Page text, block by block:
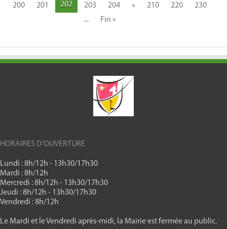
200
201 202 203 204 » 210 220
230
...
Fin »
HORAIRES D’OUVERTURE
Lundi : 8h/12h - 13h30/17h30
Mardi : 8h/12h
Mercredi : 8h/12h - 13h30/17h30
Jeudi : 8h/12h - 13h30/17h30
Vendredi : 8h/12h
Le Mardi et le Vendredi après-midi, la Mairie est fermée au public.